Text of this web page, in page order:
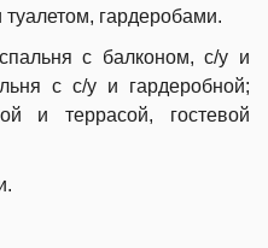
гардеробами.
с балконом, с/у и
с с/у и гардеробной;
и террасой, гостевой